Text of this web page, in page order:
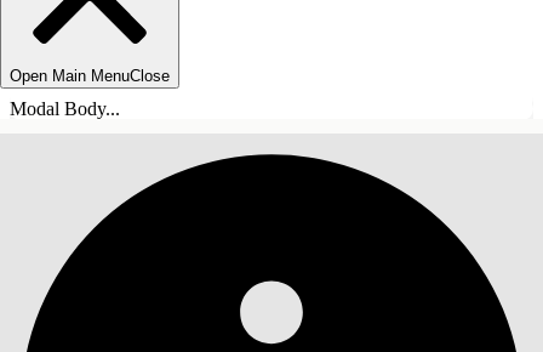
Open Main MenuClose
Modal Body...
目錄